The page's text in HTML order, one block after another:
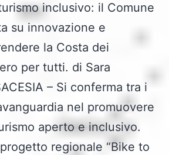
inclusivo: il Comune
su innovazione e
la Costa dei
per tutti. di Sara
– Si conferma tra i
nel promuovere
aperto e inclusivo.
regionale “Bike to